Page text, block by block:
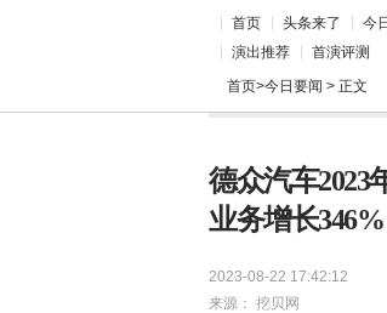
首页 头条来了 今
演出推荐
首演评测
首页>今日要闻 > 正文
德众汽车2023
业务增长346%
2023-08-22 17:42:12
来源： 挖贝网